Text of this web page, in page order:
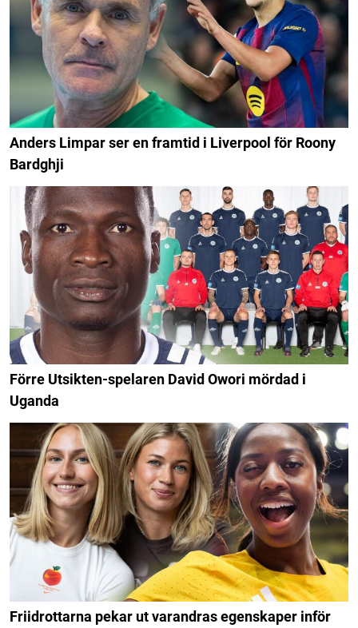
Anders Limpar ser en framtid i Liverpool för Roony
Bardghji
Förre Utsikten-spelaren David Owori mördad i
Uganda
Friidrottarna pekar ut varandras egenskaper inför